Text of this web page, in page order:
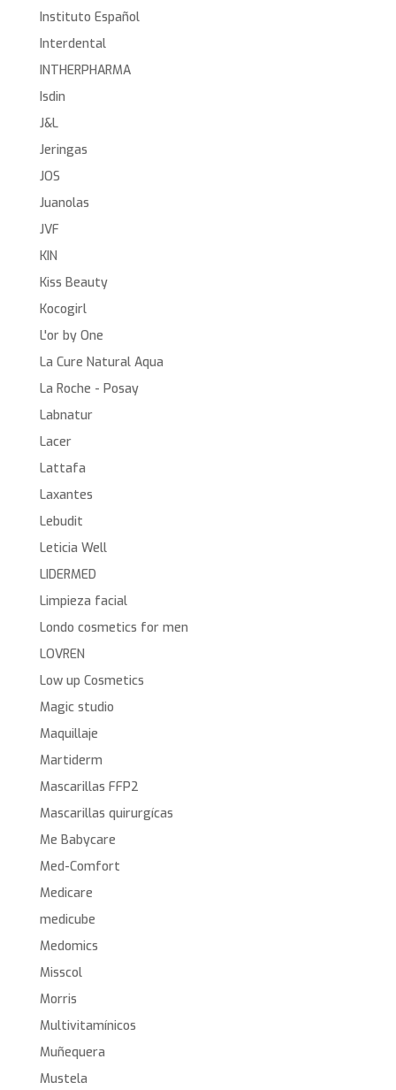
Instituto Español
Interdental
INTHERPHARMA
Isdin
J&L
Jeringas
JOS
Juanolas
JVF
KIN
Kiss Beauty
Kocogirl
L'or by One
La Cure Natural Aqua
La Roche - Posay
Labnatur
Lacer
Lattafa
Laxantes
Lebudit
Leticia Well
LIDERMED
Limpieza facial
Londo cosmetics for men
LOVREN
Low up Cosmetics
Magic studio
Maquillaje
Martiderm
Mascarillas FFP2
Mascarillas quirurgícas
Me Babycare
Med-Comfort
Medicare
medicube
Medomics
Misscol
Morris
Multivitamínicos
Muñequera
Mustela